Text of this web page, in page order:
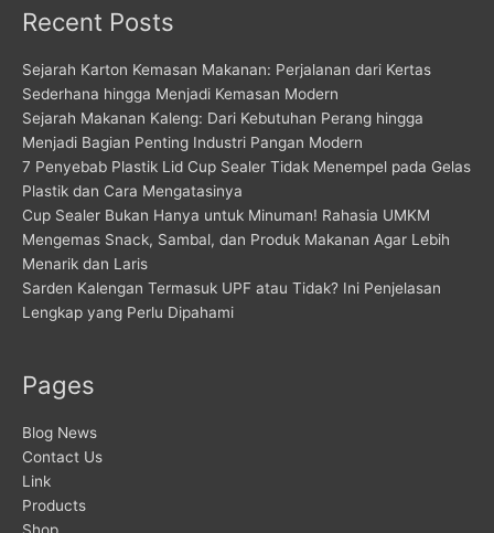
Recent Posts
Sejarah Karton Kemasan Makanan: Perjalanan dari Kertas
Sederhana hingga Menjadi Kemasan Modern
Sejarah Makanan Kaleng: Dari Kebutuhan Perang hingga
Menjadi Bagian Penting Industri Pangan Modern
7 Penyebab Plastik Lid Cup Sealer Tidak Menempel pada Gelas
Plastik dan Cara Mengatasinya
Cup Sealer Bukan Hanya untuk Minuman! Rahasia UMKM
Mengemas Snack, Sambal, dan Produk Makanan Agar Lebih
Menarik dan Laris
Sarden Kalengan Termasuk UPF atau Tidak? Ini Penjelasan
Lengkap yang Perlu Dipahami
Pages
Blog News
Contact Us
Link
Products
Shop